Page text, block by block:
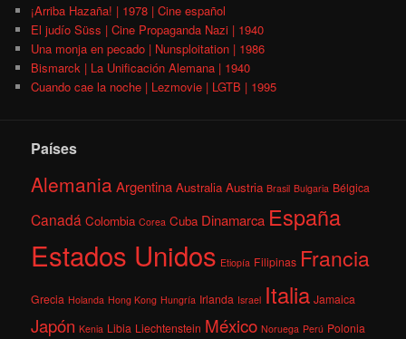
¡Arriba Hazaña! | 1978 | Cine español
El judío Süss | Cine Propaganda Nazi | 1940
Una monja en pecado | Nunsploitation | 1986
Bismarck | La Unificación Alemana | 1940
Cuando cae la noche | Lezmovie | LGTB | 1995
Países
AlemaniaArgentina Australia Austria Brasil Bulgaria Bélgica
Canadá Colombia Corea Cuba Dinamarca España
Estados Unidos Etiopía Filipinas Francia
Grecia Holanda Hong Kong Hungría Irlanda Israel Italia Jamaica
Japón Kenia Libia Liechtenstein México Noruega Perú Polonia